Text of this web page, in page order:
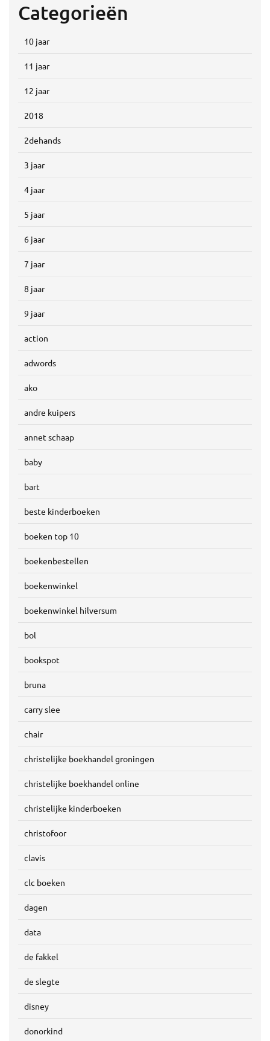
Categorieën
10 jaar
11 jaar
12 jaar
2018
2dehands
3 jaar
4 jaar
5 jaar
6 jaar
7 jaar
8 jaar
9 jaar
action
adwords
ako
andre kuipers
annet schaap
baby
bart
beste kinderboeken
boeken top 10
boekenbestellen
boekenwinkel
boekenwinkel hilversum
bol
bookspot
bruna
carry slee
chair
christelijke boekhandel groningen
christelijke boekhandel online
christelijke kinderboeken
christofoor
clavis
clc boeken
dagen
data
de fakkel
de slegte
disney
donorkind